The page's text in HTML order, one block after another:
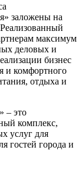
заложены на
максимум
деловых и
бизнес
и комфортного
отдыха и
– это
комплекс,
услуг для
гостей города и